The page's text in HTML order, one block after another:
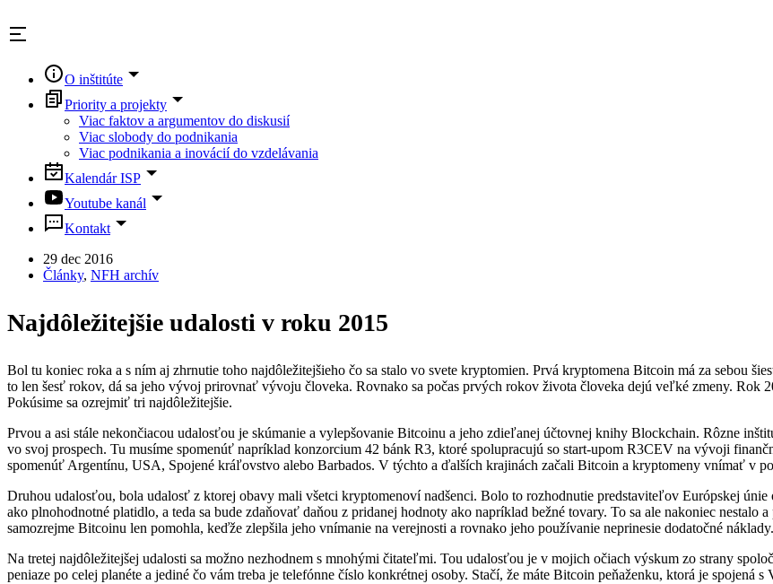
to
content
O inštitúte
Priority a projekty
Viac faktov a argumentov do diskusií
Viac slobody do podnikania
Viac podnikania a inovácií do vzdelávania
Kalendár ISP
Youtube kanál
Kontakt
29 dec 2016
Články, NFH archív
Najdôležitejšie udalosti v roku 2015
Bol tu koniec roka a s ním aj zhrnutie toho najdôležitejšieho čo sa stalo vo svete kryptomien. Prvá kryptomena Bitcoin má za sebou
to len šesť rokov, dá sa jeho vývoj prirovnať vývoju človeka. Rovnako sa počas prvých rokov života človeka dejú veľké zmeny. Rok
Pokúsime sa ozrejmiť tri najdôležitejšie.
Prvou a asi stále nekončiacou udalosťou je skúmanie a vylepšovanie Bitcoinu a jeho zdieľanej účtovnej knihy Blockchain. Rôzne
vo svoj prospech. Tu musíme spomenúť napríklad konzorcium 42 bánk R3, ktoré spolupracujú so start-upom R3CEV na vývoji
spomenúť Argentínu, USA, Spojené kráľovstvo alebo Barbados. V týchto a ďalších krajinách začali Bitcoin a kryptomeny vnímať v
Druhou udalosťou, bola udalosť z ktorej obavy mali všetci kryptomenoví nadšenci. Bolo to rozhodnutie predstaviteľov Európskej
ako plnohodnotné platidlo, a teda sa bude zdaňovať daňou z pridanej hodnoty ako napríklad bežné tovary. To sa ale nakoniec
samozrejme Bitcoinu len pomohla, keďže zlepšila jeho vnímanie na verejnosti a rovnako jeho používanie neprinesie dodatočné náklady.
Na tretej najdôležitejšej udalosti sa možno nezhodnem s mnohými čitateľmi. Tou udalosťou je v mojich očiach výskum zo strany
peniaze po celej planéte a jediné čo vám treba je telefónne číslo konkrétnej osoby. Stačí, že máte Bitcoin peňaženku, ktorá je spojená